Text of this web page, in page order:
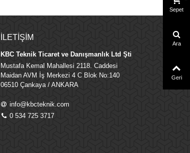
İLETIŞIM
KBC Teknik Ticaret ve Danışmanlık Ltd Şti
Mustafa Kemal Mahallesi 2118. Caddesi
Maidan AVM İş Merkezi 4 C Blok No:140
06510 Çankaya / ANKARA
info@kbcteknik.com
0 534 725 3717
Sepet
Ara
Geri